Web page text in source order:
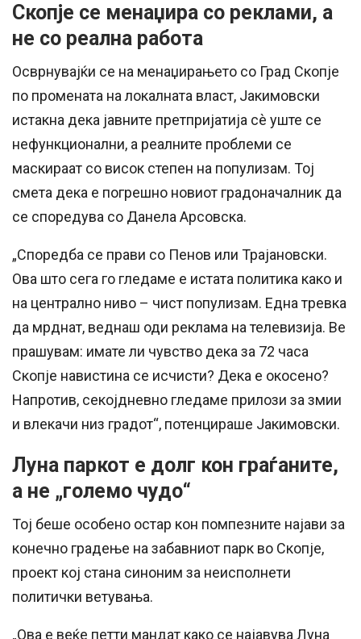
Скопје се менаџира со реклами, а
не со реална работа
Осврнувајќи се на менаџирањето со Град Скопје
по промената на локалната власт, Јакимовски
истакна дека јавните претпријатија сè уште се
нефункционални, а реалните проблеми се
маскираат со висок степен на популизам. Тој
смета дека е погрешно новиот градоначалник да
се споредува со Данела Арсовска.
„Споредба се прави со Пенов или Трајановски.
Ова што сега го гледаме е истата политика како и
на централно ниво – чист популизам. Една тревка
да мрднат, веднаш оди реклама на телевизија. Ве
прашувам: имате ли чувство дека за 72 часа
Скопје навистина се исчисти? Дека е окосено?
Напротив, секојдневно гледаме прилози за змии
и влекачи низ градот“, потенцираше Јакимовски.
Луна паркот е долг кон граѓаните,
а не „големо чудо“
Тој беше особено остар кон помпезните најави за
конечно градење на забавниот парк во Скопје,
проект кој стана синоним за неисполнети
политички ветувања.
„Ова е веќе петти мандат како се најавува Луна